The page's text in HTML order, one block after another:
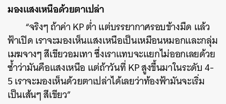
มองแสงเหนือด้วยตาเปล่า
“จริงๆ ถ้าค่า KP ต่ำ แต่บรรยากาศรอบข้างมืด แล้ว
ฟ้าเปิด เราจะมองเห็นแสงเหนือเป็นเหมือนหมอกและกลุ่ม
เมฆจางๆ สีเขียวอมเทา ซึ่งเราแทบจะแยกไม่ออกเลยด้วย
ซ้ำว่ามันคือแสงเหนือ แต่ถ้าวันที่ KP สูงขึ้นมาในระดับ 4-
5 เราจะมองเห็นด้วยตาเปล่าได้เลยว่าท้องฟ้ามันจะเริ่ม
เป็นเส้นๆ สีเขียว”